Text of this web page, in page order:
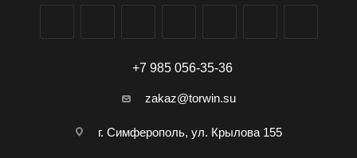
+7 985 056-35-36
zakaz@torwin.su
г. Симферополь, ул. Крылова 155